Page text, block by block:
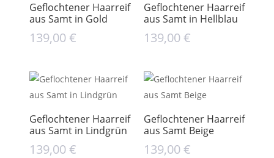
Geflochtener Haarreif
aus Samt in Gold
139,00€
Geflochtener Haarreif
aus Samt in Hellblau
139,00€
Geflochtener Haarreif
aus Samt in Lindgrün
139,00€
Geflochtener Haarreif
aus Samt Beige
139,00€